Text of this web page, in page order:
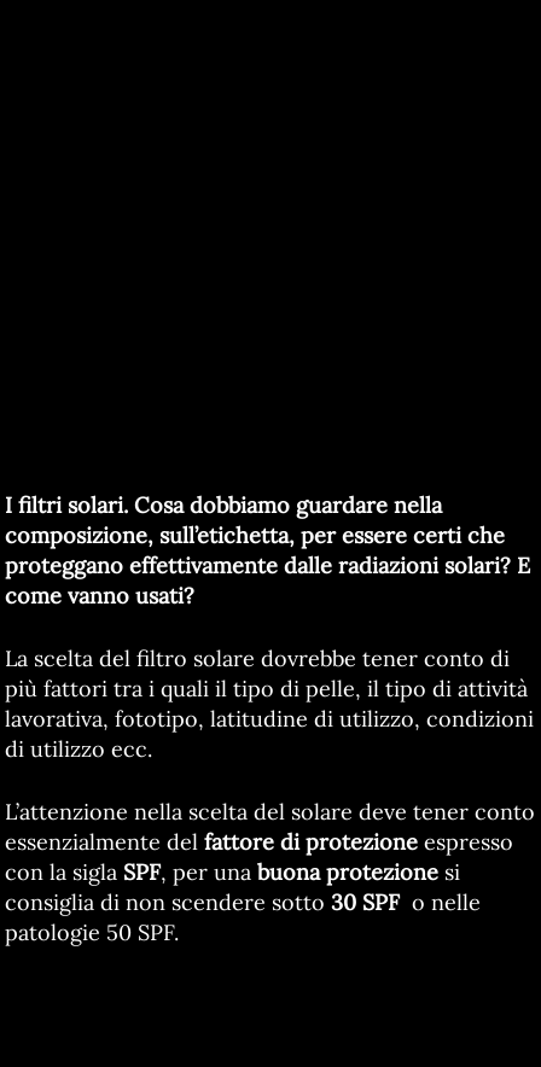
I filtri solari. Cosa dobbiamo guardare nella
composizione, sull’etichetta, per essere certi che
proteggano effettivamente dalle radiazioni solari? E
come vanno usati?
La scelta del filtro solare dovrebbe tener conto di
più fattori tra i quali il tipo di pelle, il tipo di attività
lavorativa, fototipo, latitudine di utilizzo, condizioni
di utilizzo ecc.
L’attenzione nella scelta del solare deve tener conto
essenzialmente del fattore di protezioneespresso
con la sigla SPF, per una buona protezionesi
consiglia di non scendere sotto 30 SPFo nelle
patologie 50 SPF.